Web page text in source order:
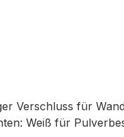
Verschluss für
Weiß für